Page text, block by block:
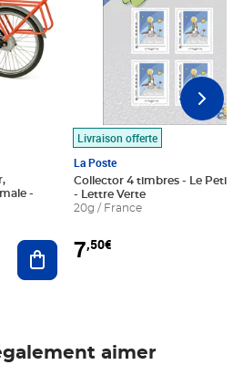
Ajouter au panier
Livraison offerte
La Poste
Collector 4 timbres - Le Petit
- Lettre Verte
20g / France
7,50€
aimer